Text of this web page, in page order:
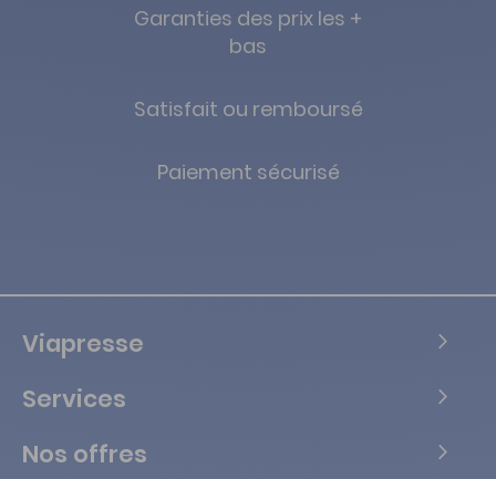
Garanties des prix les +
bas
Satisfait ou remboursé
Paiement sécurisé
Viapresse
Services
Nos offres